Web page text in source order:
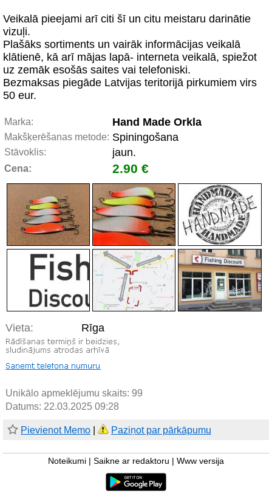
Veikalā pieejami arī citi šī un citu meistaru darinātie
vizuļi.
Plašāks sortiments un vairāk informācijas veikalā
klātienē, kā arī mājas lapā- interneta veikalā, spiežot
uz zemāk esošās saites vai telefoniski.
Bezmaksas piegāde Latvijas teritorijā pirkumiem virs
50 eur.
Marka: Hand Made Orkla
Makšķerēšanas metode: Spiningošana
Stāvoklis: jaun.
Cena: 2.90 €
Vieta: Rīga
Unikālo apmeklējumu skaits: 99
Datums: 22.03.2025 09:28
Pievienot Memo Paziņot par pārkāpumu
Noteikumi Saikne ar redaktoru Www versija